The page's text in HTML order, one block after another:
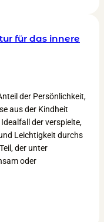
für das innere
der Persönlichkeit,
aus der Kindheit
der verspielte,
Leichtigkeit durchs
der unter
oder